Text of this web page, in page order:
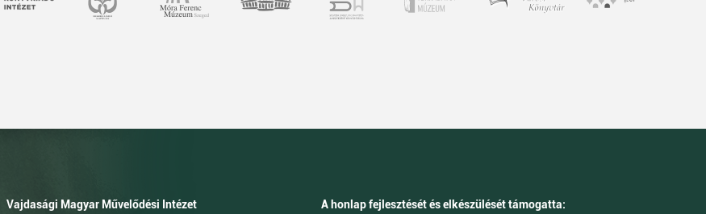
Vajdasági Magyar Művelődési Intézet A honlap fejlesztését és elkészülését támogatta: